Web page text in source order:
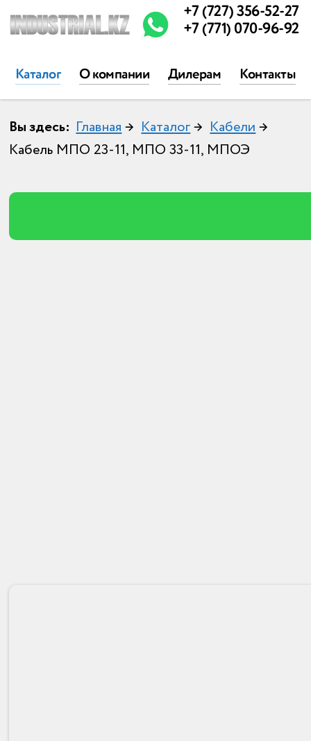
Каталог О компании Дилерам Контакты
+7 (727) 356-52-27
+7 (771) 070-96-92
Вы здесь: Главная → Каталог→ Кабели →
Кабель МПО 23-11, МПО 33-11, МПОЭ